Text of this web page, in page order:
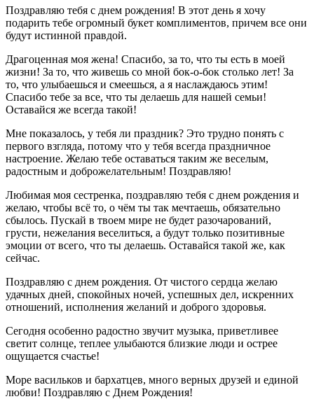
Поздравляю тебя с днем рождения! В этот день я хочу
подарить тебе огромный букет комплиментов, причем все они
будут истинной правдой.
Драгоценная моя жена! Спасибо, за то, что ты есть в моей
жизни! За то, что живешь со мной бок-о-бок столько лет! За
то, что улыбаешься и смеешься, а я наслаждаюсь этим!
Спасибо тебе за все, что ты делаешь для нашей семьи!
Оставайся же всегда такой!
Мне показалось, у тебя ли праздник? Это трудно понять с
первого взгляда, потому что у тебя всегда праздничное
настроение. Желаю тебе оставаться таким же веселым,
радостным и доброжелательным! Поздравляю!
Любимая моя сестренка, поздравляю тебя с днем рождения и
желаю, чтобы всё то, о чём ты так мечтаешь, обязательно
сбылось. Пускай в твоем мире не будет разочарований,
грусти, нежелания веселиться, а будут только позитивные
эмоции от всего, что ты делаешь. Оставайся такой же, как
сейчас.
Поздравляю с днем рождения. От чистого сердца желаю
удачных дней, спокойных ночей, успешных дел, искренних
отношений, исполнения желаний и доброго здоровья.
Сегодня особенно радостно звучит музыка, приветливее
светит солнце, теплее улыбаются близкие люди и острее
ощущается счастье!
Море васильков и бархатцев, много верных друзей и единой
любви! Поздравляю с Днем Рождения!